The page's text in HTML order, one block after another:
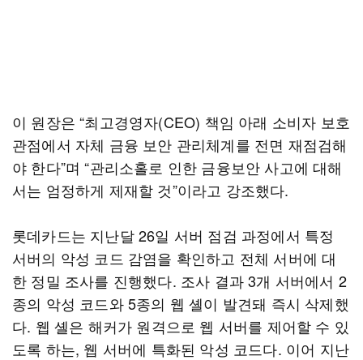
이 원장은 “최고경영자(CEO) 책임 아래 소비자 보호
관점에서 자체 금융 보안 관리체계를 전면 재점검해
야 한다”며 “관리소홀로 인한 금융보안 사고에 대해
서는 엄정하게 제재할 것”이라고 강조했다.
롯데카드는 지난달 26일 서버 점검 과정에서 특정
서버의 악성 코드 감염을 확인하고 전체 서버에 대
한 정밀 조사를 진행했다. 조사 결과 3개 서버에서 2
종의 악성 코드와 5종의 웹 셸이 발견돼 즉시 삭제했
다. 웹 셸은 해커가 원격으로 웹 서버를 제어할 수 있
도록 하는, 웹 서버에 특화된 악성 코드다. 이어 지난